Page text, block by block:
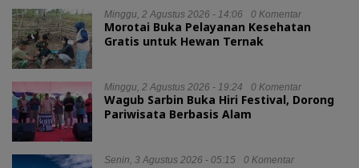
Minggu, 2 Agustus 2026 - 14:06 0 Komentar
Morotai Buka Pelayanan Kesehatan
Gratis untuk Hewan Ternak
Minggu, 2 Agustus 2026 - 19:24 0 Komentar
Wagub Sarbin Buka Hiri Festival, Dorong
Pariwisata Berbasis Alam
Senin, 3 Agustus 2026 - 05:15 0 Komentar